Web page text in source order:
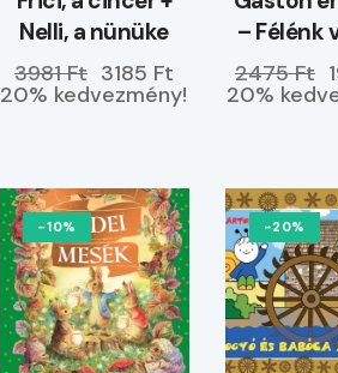
Nelli, a nünüke
3981 Ft 3185 Ft
20% kedvezmény!
– Félénk
2475 Ft
20%
-10% -20%